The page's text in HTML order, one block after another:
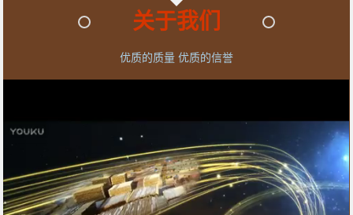
关于我们
优质的质量 优质的信誉